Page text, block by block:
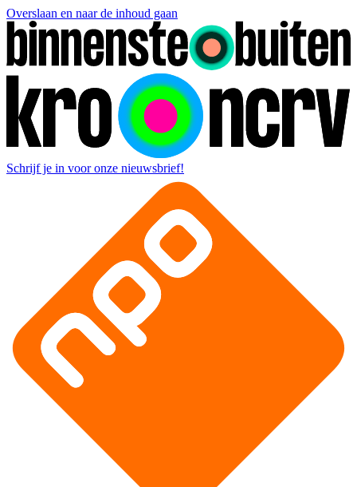
Overslaan en naar de inhoud gaan
Schrijf je in voor onze nieuwsbrief!